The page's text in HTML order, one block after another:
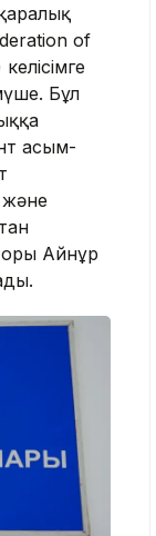
of
Бұл
Қасым-
және
Айнұр